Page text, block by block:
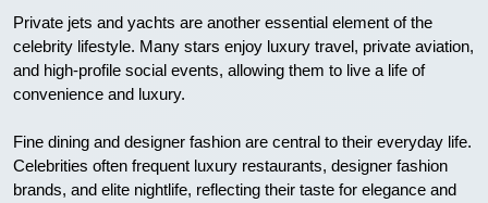
Private jets and yachts are another essential element of the
celebrity lifestyle. Many stars enjoy luxury travel, private aviation,
and high-profile social events, allowing them to live a life of
convenience and luxury.
Fine dining and designer fashion are central to their everyday life.
Celebrities often frequent luxury restaurants, designer fashion
brands, and elite nightlife, reflecting their taste for elegance and